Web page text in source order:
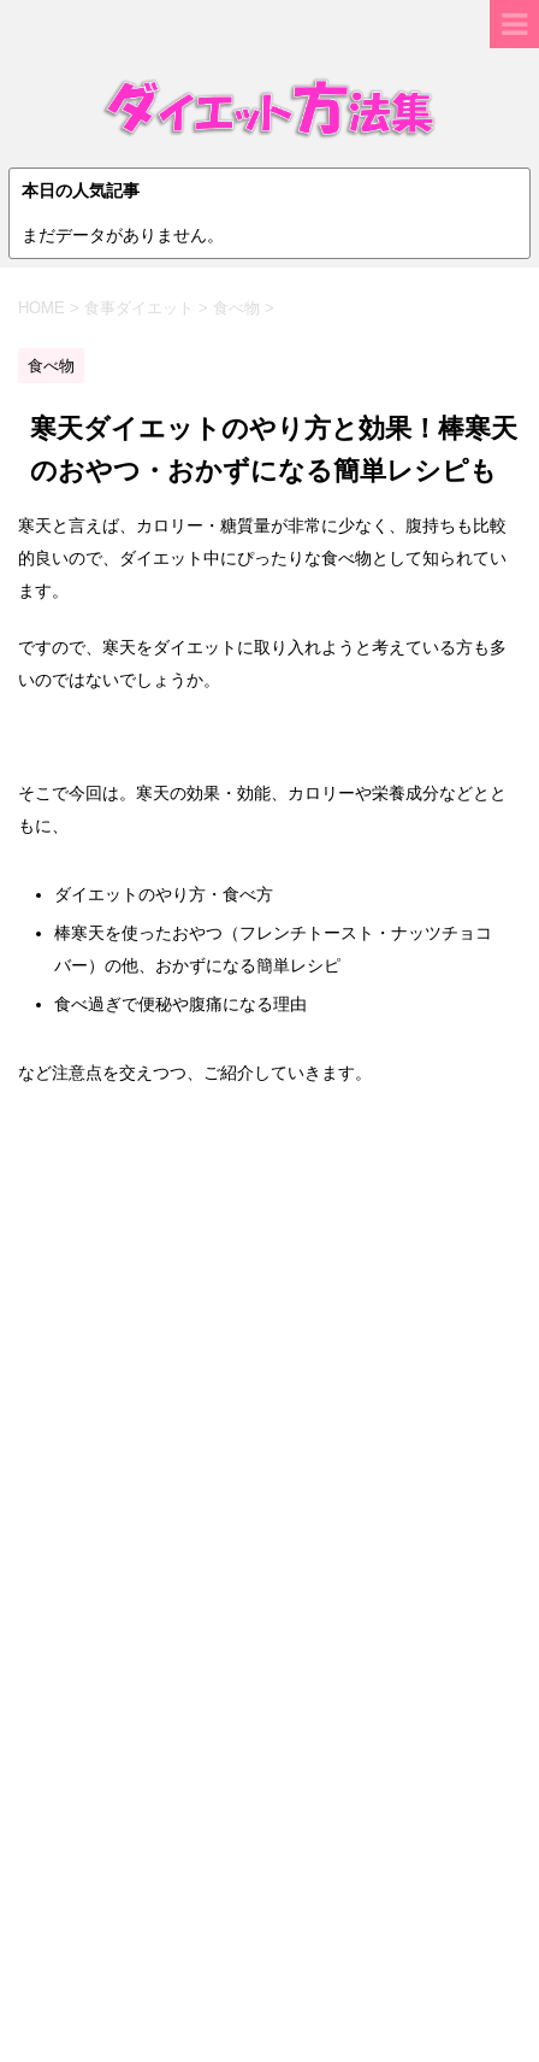
本日の人気記事
まだデータがありません。
HOME > 食事ダイエット > 食べ物 >
食べ物
寒天ダイエットのやり方と効果！棒寒天
のおやつ・おかずになる簡単レシピも
寒天と言えば、カロリー・糖質量が非常に少なく、腹持ちも比較
的良いので、ダイエット中にぴったりな食べ物として知られてい
ます。
ですので、寒天をダイエットに取り入れようと考えている方も多
いのではないでしょうか。
そこで今回は。寒天の効果・効能、カロリーや栄養成分などとと
もに、
ダイエットのやり方・食べ方
棒寒天を使ったおやつ（フレンチトースト・ナッツチョコ
バー）の他、おかずになる簡単レシピ
食べ過ぎで便秘や腹痛になる理由
など注意点を交えつつ、ご紹介していきます。